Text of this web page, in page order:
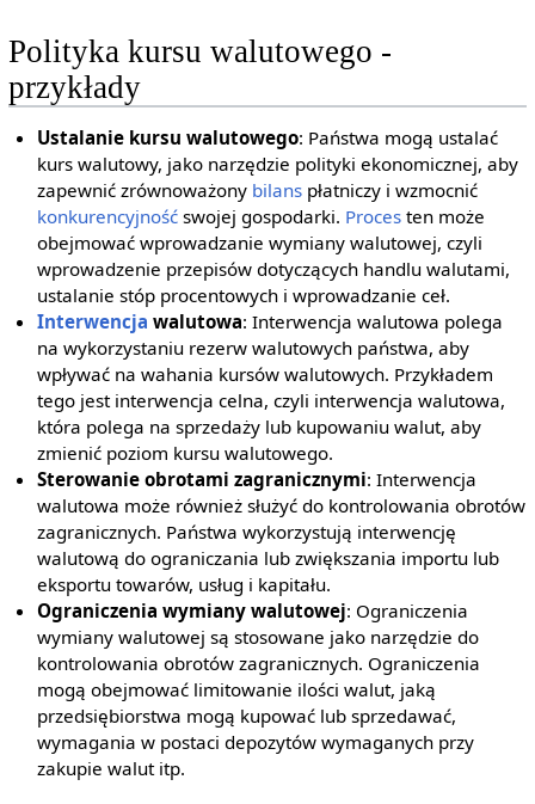
Polityka kursu walutowego -
przykłady
Ustalanie kursu walutowego: Państwa mogą ustalać
kurs walutowy, jako narzędzie polityki ekonomicznej, aby
zapewnić zrównoważony bilans płatniczy i wzmocnić
konkurencyjność swojej gospodarki. Proces ten może
obejmować wprowadzanie wymiany walutowej, czyli
wprowadzenie przepisów dotyczących handlu walutami,
ustalanie stóp procentowych i wprowadzanie ceł.
Interwencja walutowa: Interwencja walutowa polega
na wykorzystaniu rezerw walutowych państwa, aby
wpływać na wahania kursów walutowych. Przykładem
tego jest interwencja celna, czyli interwencja walutowa,
która polega na sprzedaży lub kupowaniu walut, aby
zmienić poziom kursu walutowego.
Sterowanie obrotami zagranicznymi: Interwencja
walutowa może również służyć do kontrolowania obrotów
zagranicznych. Państwa wykorzystują interwencję
walutową do ograniczania lub zwiększania importu lub
eksportu towarów, usług i kapitału.
Ograniczenia wymiany walutowej: Ograniczenia
wymiany walutowej są stosowane jako narzędzie do
kontrolowania obrotów zagranicznych. Ograniczenia
mogą obejmować limitowanie ilości walut, jaką
przedsiębiorstwa mogą kupować lub sprzedawać,
wymagania w postaci depozytów wymaganych przy
zakupie walut itp.